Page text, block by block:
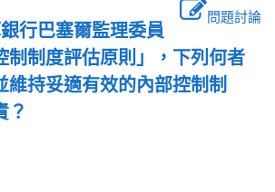
問題討論
行巴塞爾監理委員
制制度評估原則」，下列何者
維持妥適有效的內部控制制
？